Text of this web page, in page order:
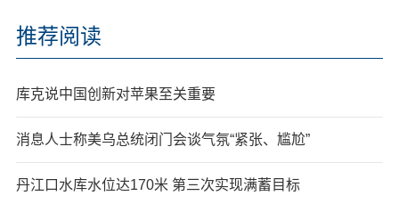
推荐阅读
库克说中国创新对苹果至关重要
消息人士称美乌总统闭门会谈气氛“紧张、尴尬”
丹江口水库水位达170米 第三次实现满蓄目标